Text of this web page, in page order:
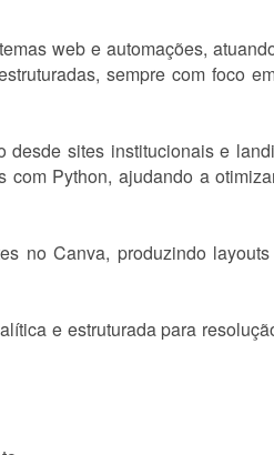
web e automações,
sempre com foco
sites institucionais e
Python, ajudando a
no Canva, produzindo
e estruturada para